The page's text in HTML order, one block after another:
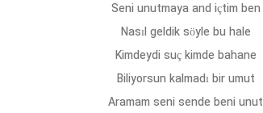
Seni unutmaya and içtim ben
Nasıl geldik söyle bu hale
Kimdeydi suç kimde bahane
Biliyorsun kalmadı bir umut
Aramam seni sende beni unut